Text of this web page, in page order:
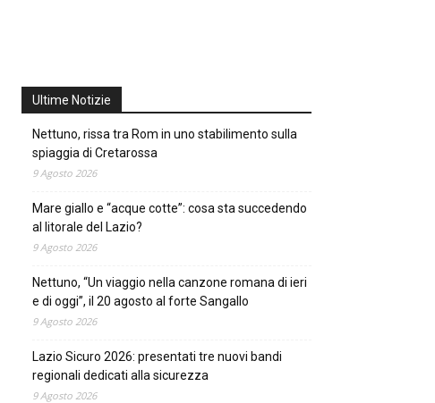
Ultime Notizie
Nettuno, rissa tra Rom in uno stabilimento sulla
spiaggia di Cretarossa
9 Agosto 2026
Mare giallo e “acque cotte”: cosa sta succedendo
al litorale del Lazio?
9 Agosto 2026
Nettuno, “Un viaggio nella canzone romana di ieri
e di oggi”, il 20 agosto al forte Sangallo
9 Agosto 2026
Lazio Sicuro 2026: presentati tre nuovi bandi
regionali dedicati alla sicurezza
9 Agosto 2026